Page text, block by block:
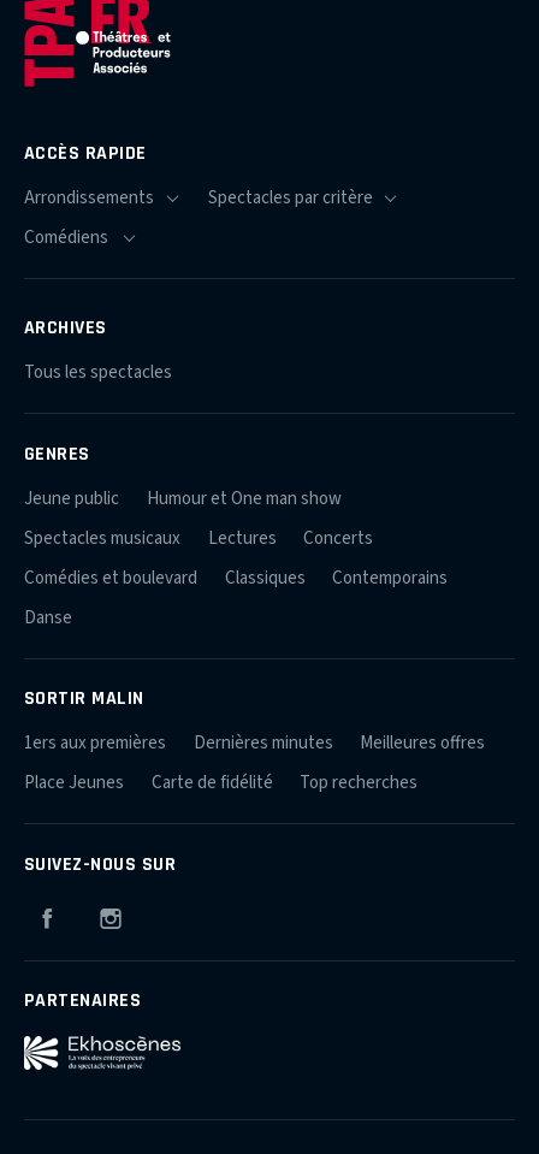
ACCÈS RAPIDE
ARCHIVES
Tous les spectacles
GENRES
Jeune public
Humour et One man show
Spectacles musicaux
Lectures
Concerts
Comédies et boulevard
Classiques
Contemporains
Danse
SORTIR MALIN
1ers aux premières Dernières minutes
Meilleures offres
Place Jeunes
Carte de fidélité Top recherches
SUIVEZ-NOUS SUR
Facebook
PARTENAIRES